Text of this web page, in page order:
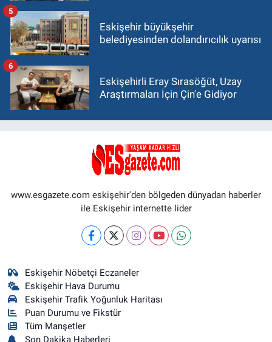
Eskişehir büyükşehir
belediyesinden dolandırıcılık uyarısı
5
Eskişehirli Eray Sırasöğüt, Uzay
Araştırmaları İçin Çin'e Gidiyor
6
www.esgazete.com eskişehir'den bölgeden dünyadan haberler
ile Eskişehir internette lider
Eskişehir Nöbetçi Eczaneler
Eskişehir Hava Durumu
Eskişehir Trafik Yoğunluk Haritası
Puan Durumu ve Fikstür
Tüm Manşetler
Son Dakika Haberleri